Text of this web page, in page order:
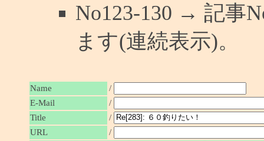
No123-130 → 記事
ます(連続表示)。
Name
/
E-Mail
/
Title
/
URL
/